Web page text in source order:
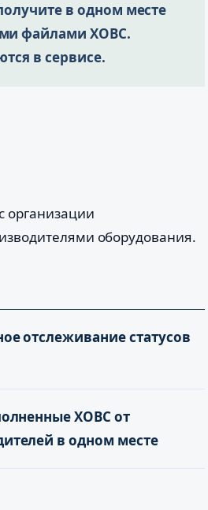
в одном месте
файлами ХОВС.
в сервисе.
организации
оборудования.
отслеживание статусов
ХОВС от
в одном месте